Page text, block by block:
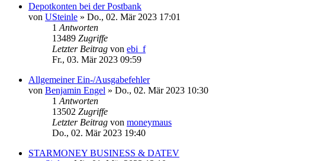
Depotkonten bei der Postbank
von USteinle » Do., 02. Mär 2023 17:01
1 Antworten
13489 Zugriffe
Letzter Beitrag von ebi_f
Fr., 03. Mär 2023 09:59
Allgemeiner Ein-/Ausgabefehler
von Benjamin Engel » Do., 02. Mär 2023 10:30
1 Antworten
13502 Zugriffe
Letzter Beitrag von moneymaus
Do., 02. Mär 2023 19:40
STARMONEY BUSINESS & DATEV